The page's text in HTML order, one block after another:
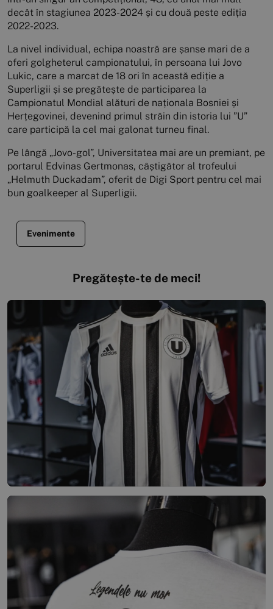
decât în stagiunea 2023-2024 și cu două peste ediția
2022-2023.
La nivel individual, echipa noastră are șanse mari de a
oferi golgheterul campionatului, în persoana lui Jovo
Lukic, care a marcat de 18 ori în această ediție a
Superligii și se pregătește de participarea la
Campionatul Mondial alături de naționala Bosniei și
Herțegovinei, devenind primul străin din istoria lui ”U”
care participă la cel mai galonat turneu final.
Pe lângă „Jovo-gol”, Universitatea mai are un premiant, pe
portarul Edvinas Gertmonas, câștigător al trofeului
„Helmuth Duckadam”, oferit de Digi Sport pentru cel mai
bun goalkeeper al Superligii.
Evenimente
Pregătește-te de meci!